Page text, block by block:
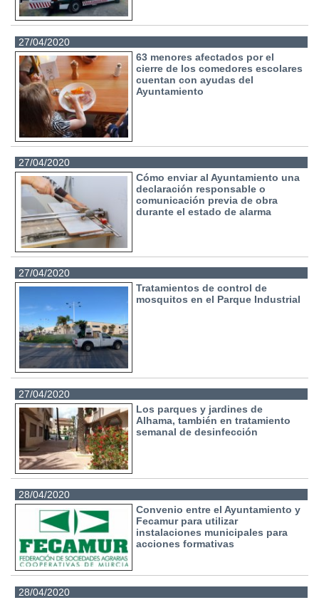
27/04/2020
63 menores afectados por el
cierre de los comedores escolares
cuentan con ayudas del
Ayuntamiento
27/04/2020
Cómo enviar al Ayuntamiento una
declaración responsable o
comunicación previa de obra
durante el estado de alarma
27/04/2020
Tratamientos de control de
mosquitos en el Parque Industrial
27/04/2020
Los parques y jardines de
Alhama, también en tratamiento
semanal de desinfección
28/04/2020
Convenio entre el Ayuntamiento y
Fecamur para utilizar
instalaciones municipales para
acciones formativas
28/04/2020